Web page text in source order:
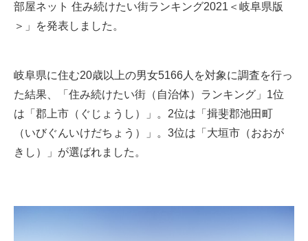
部屋ネット 住み続けたい街ランキング2021＜岐阜県版
＞」を発表しました。
岐阜県に住む20歳以上の男女5166人を対象に調査を行っ
た結果、「住み続けたい街（自治体）ランキング」1位
は「郡上市（ぐじょうし）」。2位は「揖斐郡池田町
（いびぐんいけだちょう）」。3位は「大垣市（おおが
きし）」が選ばれました。